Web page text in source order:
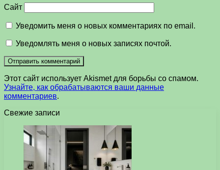
Сайт
Уведомить меня о новых комментариях по email.
Уведомлять меня о новых записях почтой.
Этот сайт использует Akismet для борьбы со спамом.
Узнайте, как обрабатываются ваши данные
комментариев.
Свежие записи